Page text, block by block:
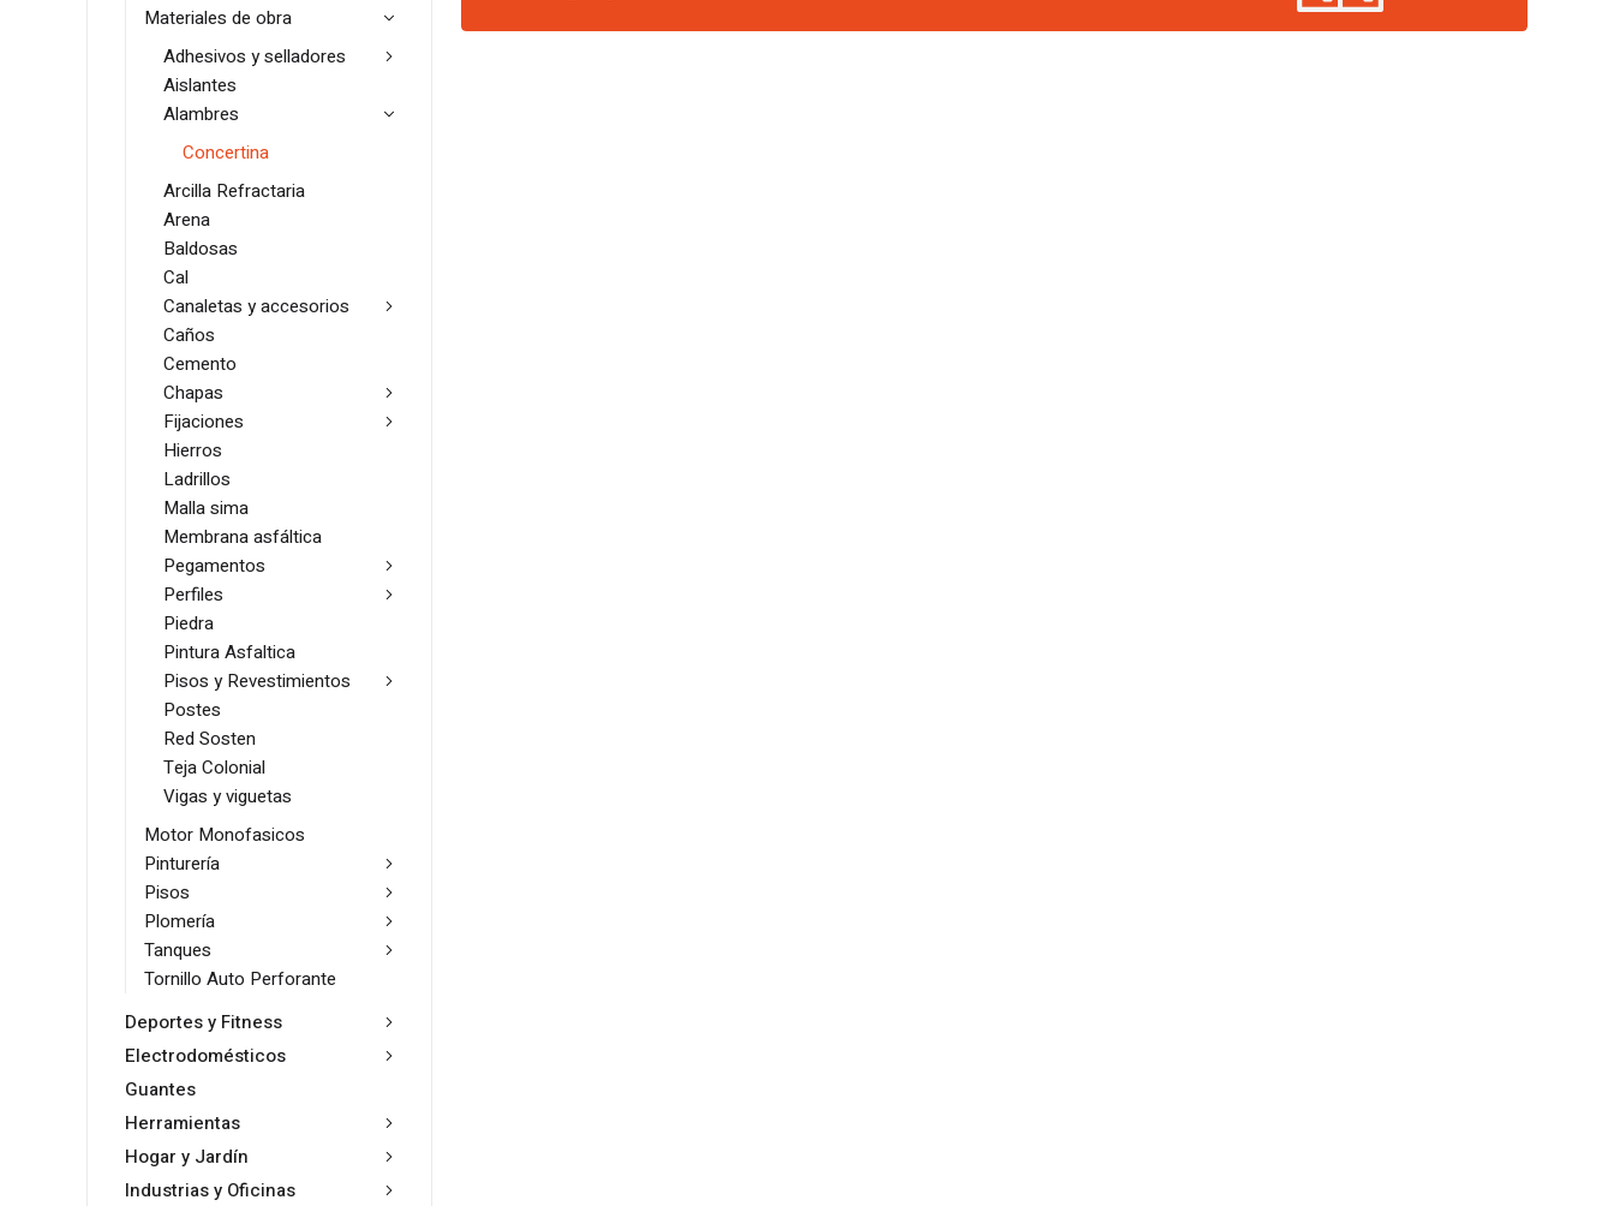
Materiales de obra
Adhesivos y selladores
Aislantes
Alambres
Concertina
Arcilla Refractaria
Arena
Baldosas
Cal
Canaletas y accesorios
Caños
Cemento
Chapas
Fijaciones
Hierros
Ladrillos
Malla sima
Membrana asfáltica
Pegamentos
Perfiles
Piedra
Pintura Asfaltica
Pisos y Revestimientos
Postes
Red Sosten
Teja Colonial
Vigas y viguetas
Motor Monofasicos
Pinturería
Pisos
Plomería
Tanques
Tornillo Auto Perforante
Deportes y Fitness
Electrodomésticos
Guantes
Herramientas
Hogar y Jardín
Industrias y Oficinas